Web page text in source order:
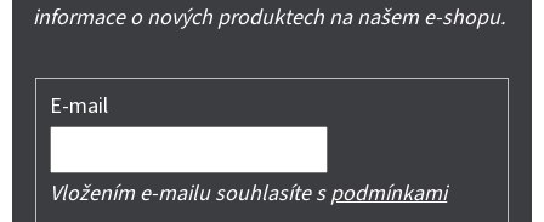
informace o nových produktech na našem e-shopu.
E-mail
Vložením e-mailu souhlasíte spodmínkami